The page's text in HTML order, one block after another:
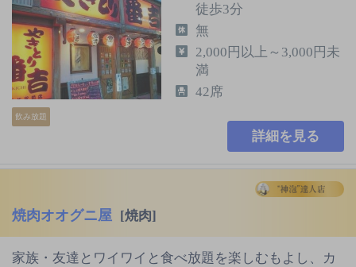
飲み放題
徒歩3分
無
2,000円以上～3,000円未
満
42席
詳細を見る
焼肉オオグニ屋 [焼肉]
家族・友達とワイワイと食べ放題を楽しむもよし、カ